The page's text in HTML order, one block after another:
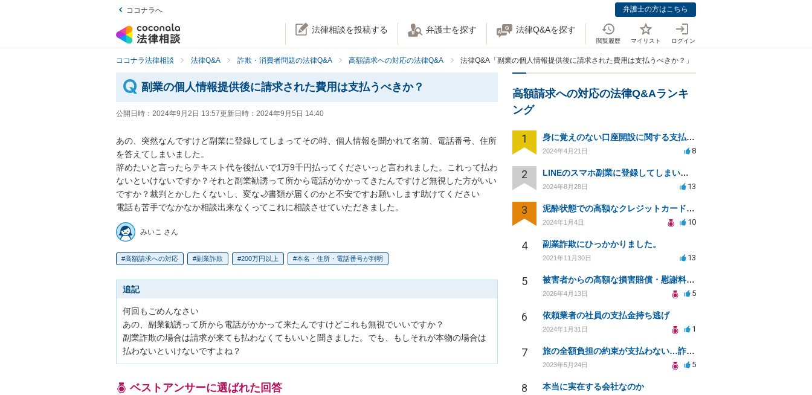
ココナラへ 弁護士の方はこちら
法律相談を投稿する 弁護士を探す 法律Q&Aを探す
閲覧履歴 マイリスト ログイン
ココナラ法律相談 法律Q&A 詐欺・消費者問題の法律Q&A 高額請求への対応の法律Q&A 法律Q&A「副業の個人情報提供後に請求された費用は支払うべきか？」
副業の個人情報提供後に請求された費用は支払うべきか？
公開日時： 2024年9月2日 13:57更新日時： 2024年9月5日 14:40
あの、突然なんですけど副業に登録してしまってその時、個人情報を聞かれて名前、電話番号、住所
を答えてしまいました。
辞めたいと言ったらテキスト代を後払いで1万9千円払ってくださいっと言われました。これって払わ
ないといけないですか？それと副業勧誘って所から電話がかかってきたんですけど無視した方がいい
ですか？裁判とかしたくないし、変な🌙書類が届くのかと不安ですお願いします助けてください
電話も苦手でなかなか相談出来なくってこれに相談させていただきました。
みいこ さん
高額請求への対応 副業詐欺 200万円以上 本名・住所・電話番号が判明
追記
何回もごめんなさい
あの、副業勧誘って所から電話がかかって来たんですけどこれも無視でいいですか？
副業詐欺の場合は請求が来ても払わなくてもいいと聞きました。でも、もしそれが本物の場合は
払わないといけないですよね？
ベストアンサーに選ばれた回答
高額請求への対応の法律Q&Aランキ
ング
1 身に覚えのない口座開設に関する支払い義務について
2024年4月21日 8
2 LINEのスマホ副業に登録してしまい、法律事務所から電話が入りました。
2024年8月28日 13
3 泥酔状態での高額なクレジットカード請求について相談したい
2024年1月4日 10
4 副業詐欺にひっかかりました。
2021年11月30日 13
5 被害者からの高額な損害賠償・慰謝料請求や脅されたりをやめてもらう方法
2026年4月13日 5
6 依頼業者の社員の支払金持ち逃げ
2024年1月31日 1
7 旅の全額負担の約束が支払わない…詐欺になりますか？
2023年5月24日 5
8 本当に実在する会社なのか